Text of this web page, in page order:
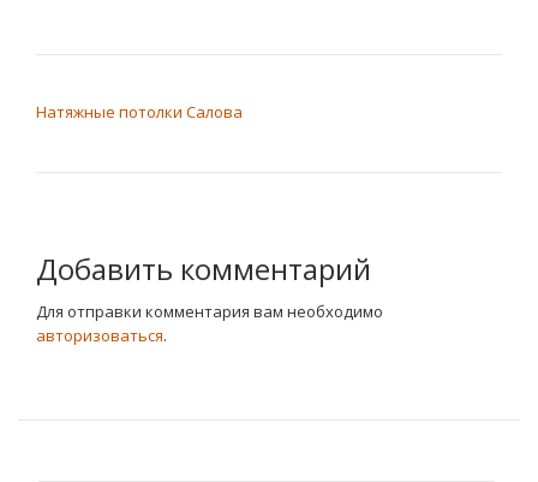
Натяжные потолки Салова
Добавить комментарий
Для отправки комментария вам необходимо
авторизоваться.